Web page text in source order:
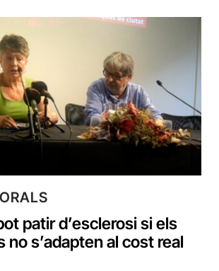
patir d’esclerosi si els
no s’adapten al cost real